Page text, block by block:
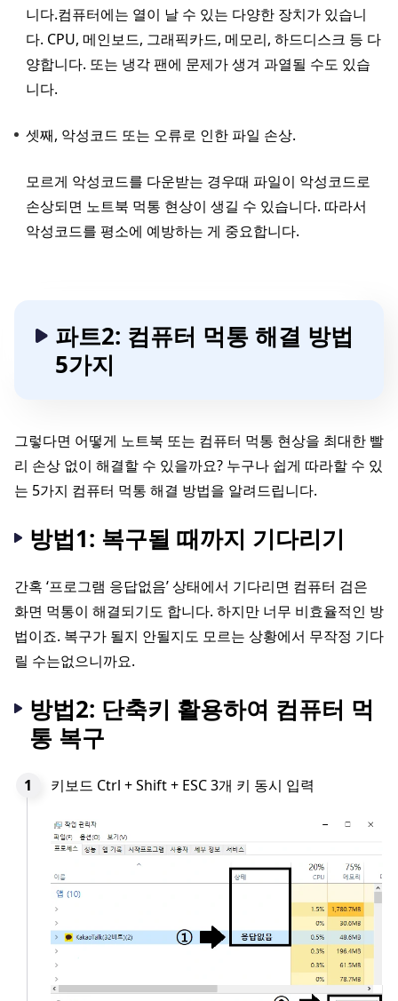
니다.컴퓨터에는 열이 날 수 있는 다양한 장치가 있습니
다. CPU, 메인보드, 그래픽카드, 메모리, 하드디스크 등 다
양합니다. 또는 냉각 팬에 문제가 생겨 과열될 수도 있습
니다.
셋째, 악성코드 또는 오류로 인한 파일 손상.
모르게 악성코드를 다운받는 경우때 파일이 악성코드로
손상되면 노트북 먹통 현상이 생길 수 있습니다. 따라서
악성코드를 평소에 예방하는 게 중요합니다.
파트2: 컴퓨터 먹통 해결 방법
5가지
그렇다면 어떻게 노트북 또는 컴퓨터 먹통 현상을 최대한 빨
리 손상 없이 해결할 수 있을까요? 누구나 쉽게 따라할 수 있
는 5가지 컴퓨터 먹통 해결 방법을 알려드립니다.
방법1: 복구될 때까지 기다리기
간혹 ‘프로그램 응답없음’ 상태에서 기다리면 컴퓨터 검은
화면 먹통이 해결되기도 합니다. 하지만 너무 비효율적인 방
법이죠. 복구가 될지 안될지도 모르는 상황에서 무작정 기다
릴 수는없으니까요.
방법2: 단축키 활용하여 컴퓨터 먹
통 복구
키보드 Ctrl + Shift + ESC 3개 키 동시 입력